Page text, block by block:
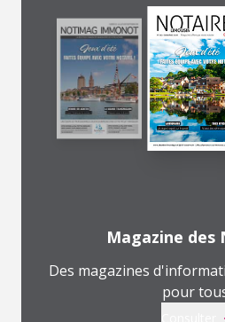
Magazine des
Des magazines
pour